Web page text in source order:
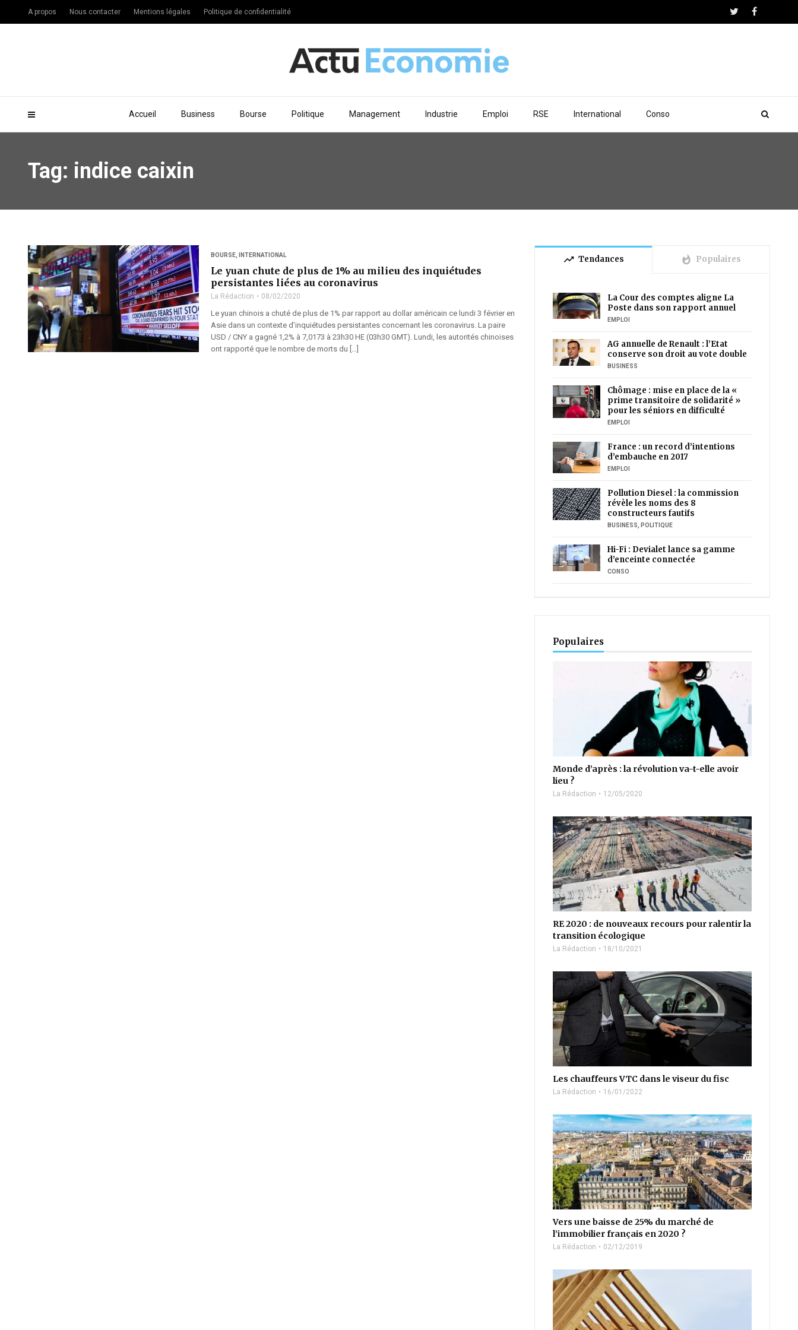
Accueil Business Bourse Politique Management Industrie Emploi RSE International Conso
A propos Nous contacter Mentions légales Politique de confidentialité
Tag: indice caixin
BOURSE INTERNATIONAL
Le yuan chute de plus de 1% au milieu des inquiétudes
persistantes liées au coronavirus
La Rédaction 08/02/2020
Le yuan chinois a chuté de plus de 1% par rapport au dollar américain ce lundi 3 février en
Asie dans un contexte d’inquiétudes persistantes concernant les coronavirus. La paire
USD / CNY a gagné 1,2% à 7,0173 à 23h30 HE (03h30 GMT). Lundi, les autorités chinoises
ont rapporté que le nombre de morts du […]
trending_up Tendances whatshot Populaires
La Cour des comptes aligne La
Poste dans son rapport annuel
EMPLOI
AG annuelle de Renault : l’Etat
conserve son droit au vote double
BUSINESS
Chômage : mise en place de la «
prime transitoire de solidarité »
pour les séniors en difficulté
EMPLOI
France : un record d’intentions
d’embauche en 2017
EMPLOI
Pollution Diesel : la commission
révèle les noms des 8
constructeurs fautifs
BUSINESS, POLITIQUE
Hi-Fi : Devialet lance sa gamme
d’enceinte connectée
CONSO
Populaires
Monde d’après : la révolution va-t-elle avoir
lieu ?
La Rédaction 12/05/2020
RE 2020 : de nouveaux recours pour ralentir la
transition écologique
La Rédaction 18/10/2021
Les chauffeurs VTC dans le viseur du fisc
La Rédaction 16/01/2022
Vers une baisse de 25% du marché de
l’immobilier français en 2020 ?
La Rédaction 02/12/2019